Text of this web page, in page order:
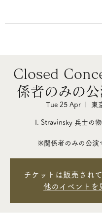
Closed
係者のみの
Tue 25 Apr 東
I. Stravinsky 兵士の
※関係者のみの公演
チケットは販売され
他のイベントを